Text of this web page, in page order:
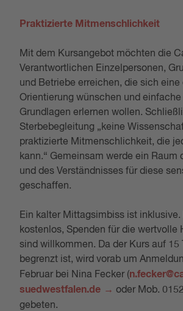
Praktizierte Mitmenschlichkeit
Mit dem Kursangebot möchten die
Verantwortlichen Einzelpersonen,
und Betriebe erreichen, die sich eine
Orientierung wünschen und
Grundlagen erlernen wollen.
Sterbebegleitung „keine
praktizierte Mitmenschlichkeit, die
kann.“ Gemeinsam werde ein Raum
und des Verständnisses für diese
geschaffen.
Ein kalter Mittagsimbiss ist
kostenlos, Spenden für die wertvolle
sind willkommen. Da der Kurs auf 15
begrenzt ist, wird vorab um
Februar bei Nina Fecker (
suedwestfalen.de
oder Mob.
gebeten.